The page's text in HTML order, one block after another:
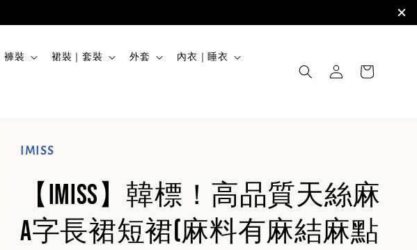
褲裝 裙裝｜套裝 外套 內衣｜睡衣
IMISS
【IMISS】韓標！高品質天絲麻
A字長裙短裙(麻料有麻結麻點